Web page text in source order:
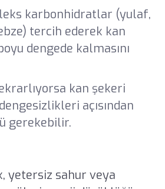
karbonhidratlar (yulaf,
tercih ederek kan
dengede kalmasını
kan şekeri
açısından
gerekebilir.
yetersiz sahur veya